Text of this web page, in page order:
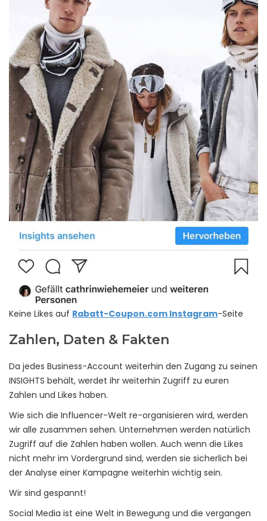
Keine Likes auf Rabatt-Coupon.com Instagram-Seite
Zahlen, Daten & Fakten
Da jedes Business-Account weiterhin den Zugang zu seinen
INSIGHTS behält, werdet ihr weiterhin Zugriff zu euren
Zahlen und Likes haben.
Wie sich die Influencer-Welt re-organisieren wird, werden
wir alle zusammen sehen. Unternehmen werden natürlich
Zugriff auf die Zahlen haben wollen. Auch wenn die Likes
nicht mehr im Vordergrund sind, werden sie sicherlich bei
der Analyse einer Kampagne weiterhin wichtig sein.
Wir sind gespannt!
Social Media ist eine Welt in Bewegung und die vergangen